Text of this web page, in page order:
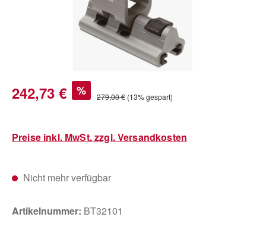
Verkaufspreis:
242,73 € % Regulärer Preis:
279,00 € (13% gespart)
Preise inkl. MwSt. zzgl. Versandkosten
Nicht mehr verfügbar
Artikelnummer: BT32101